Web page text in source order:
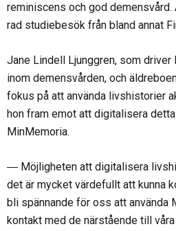
reminiscens och god
rad studiebesök från bland annat
Jane Lindell Ljunggren, som driver
inom demensvården, och
fokus på att använda livshistorier
hon fram emot att digitalisera
MinMemoria.
― Möjligheten att digitalisera
det är mycket värdefullt att kunna
bli spännande för oss att använda
kontakt med de närstående till